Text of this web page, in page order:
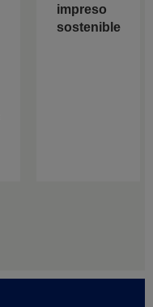
impreso
sostenible